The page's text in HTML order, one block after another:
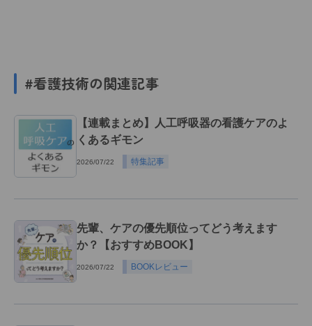
#看護技術の関連記事
【連載まとめ】人工呼吸器の看護ケアのよ
くあるギモン
2026/07/22 特集記事
先輩、ケアの優先順位ってどう考えます
か？【おすすめBOOK】
2026/07/22 BOOKレビュー